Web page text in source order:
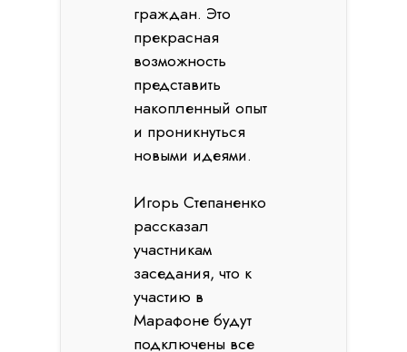
граждан. Это
прекрасная
возможность
представить
накопленный опыт
и проникнуться
новыми идеями.
Игорь Степаненко
рассказал
участникам
заседания, что к
участию в
Марафоне будут
подключены все